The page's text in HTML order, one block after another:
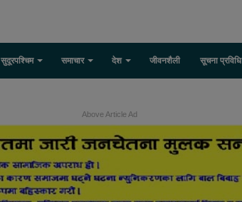
सुदूरपश्चिम समाचार देश जीवनशैली सूचना प्रविधि
Above Article Ad